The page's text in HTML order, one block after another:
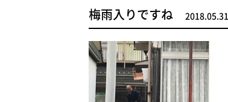
梅雨入りですね 2018.05.31